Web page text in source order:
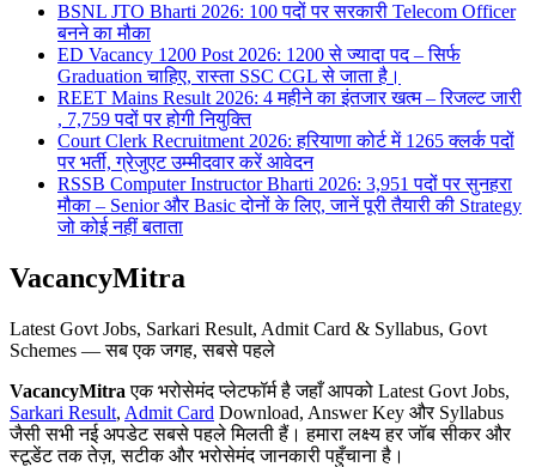
BSNL JTO Bharti 2026: 100 पदों पर सरकारी Telecom Officer
बनने का मौका
ED Vacancy 1200 Post 2026: 1200 से ज्यादा पद – सिर्फ
Graduation चाहिए, रास्ता SSC CGL से जाता है।
REET Mains Result 2026: 4 महीने का इंतजार खत्म – रिजल्ट जारी
, 7,759 पदों पर होगी नियुक्ति
Court Clerk Recruitment 2026: हरियाणा कोर्ट में 1265 क्लर्क पदों
पर भर्ती, ग्रेजुएट उम्मीदवार करें आवेदन
RSSB Computer Instructor Bharti 2026: 3,951 पदों पर सुनहरा
मौका – Senior और Basic दोनों के लिए, जानें पूरी तैयारी की Strategy
जो कोई नहीं बताता
VacancyMitra
Latest Govt Jobs, Sarkari Result, Admit Card & Syllabus, Govt
Schemes — सब एक जगह, सबसे पहले
VacancyMitra एक भरोसेमंद प्लेटफॉर्म है जहाँ आपको Latest Govt Jobs,
Sarkari Result, Admit Card Download, Answer Key और Syllabus
जैसी सभी नई अपडेट सबसे पहले मिलती हैं। हमारा लक्ष्य हर जॉब सीकर और
स्टूडेंट तक तेज़, सटीक और भरोसेमंद जानकारी पहुँचाना है।